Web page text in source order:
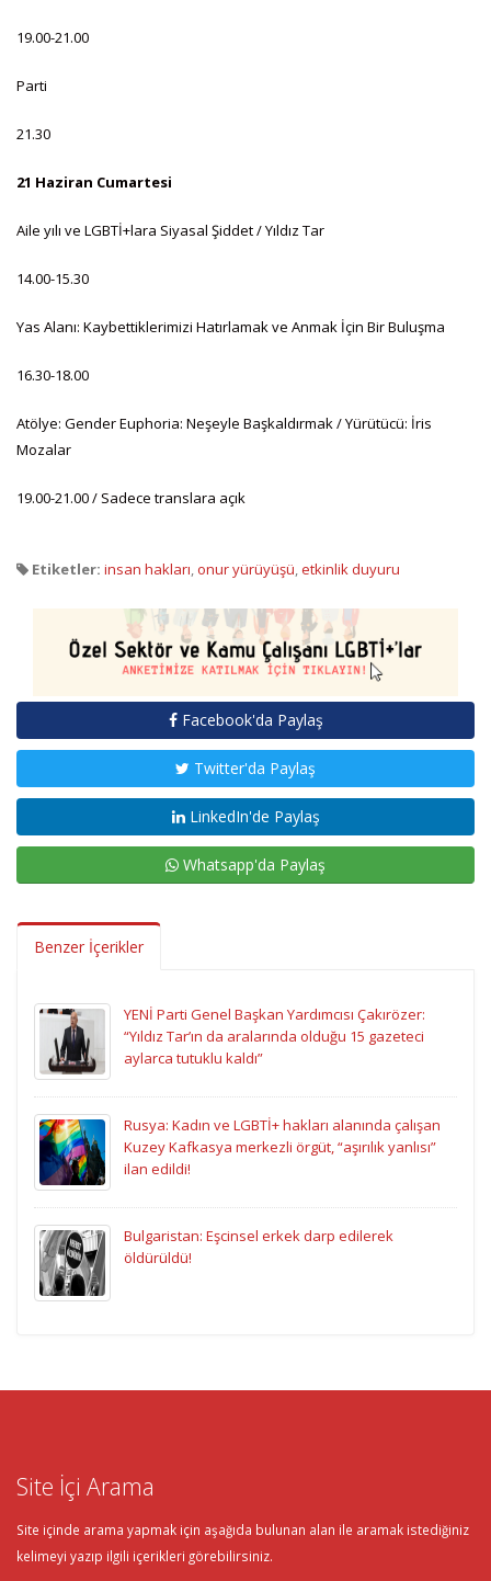
19.00-21.00
Parti
21.30
21 Haziran Cumartesi
Aile yılı ve LGBTİ+lara Siyasal Şiddet / Yıldız Tar
14.00-15.30
Yas Alanı: Kaybettiklerimizi Hatırlamak ve Anmak İçin Bir Buluşma
16.30-18.00
Atölye: Gender Euphoria: Neşeyle Başkaldırmak / Yürütücü: İris
Mozalar
19.00-21.00 / Sadece translara açık
Etiketler: insan hakları,onur yürüyüşü,etkinlik duyuru
Facebook'da Paylaş
Twitter'da Paylaş
LinkedIn'de Paylaş
Whatsapp'da Paylaş
Benzer İçerikler
YENİ Parti Genel Başkan Yardımcısı Çakırözer:
“Yıldız Tar’ın da aralarında olduğu 15 gazeteci
aylarca tutuklu kaldı”
Rusya: Kadın ve LGBTİ+ hakları alanında çalışan
Kuzey Kafkasya merkezli örgüt, “aşırılık yanlısı”
ilan edildi!
Bulgaristan: Eşcinsel erkek darp edilerek
öldürüldü!
Site İçi Arama
Site içinde arama yapmak için aşağıda bulunan alan ile aramak istediğiniz
kelimeyi yazıp ilgili içerikleri görebilirsiniz.